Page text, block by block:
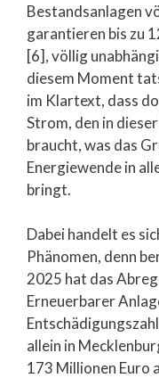
Bestandsanlagen
garantieren bis zu
[6], völlig
diesem Moment
im Klartext, dass
Strom, den in
braucht, was das
Energiewende in
bringt.
Dabei handelt es
Phänomen, denn
2025 hat das
Erneuerbarer
allein in
173 Millionen Euro